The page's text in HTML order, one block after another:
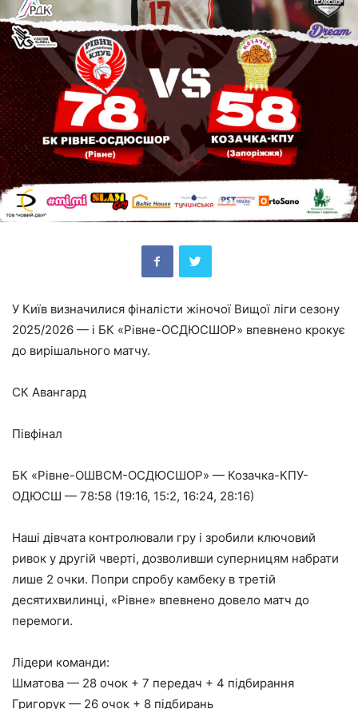
У Київ визначилися фіналісти жіночої Вищої ліги сезону
2025/2026 — і БК «Рівне-ОСДЮСШОР» впевнено крокує
до вирішального матчу.
СК Авангард
Півфінал
БК «Рівне-ОШВСМ-ОСДЮСШОР» — Козачка-КПУ-
ОДЮСШ — 78:58 (19:16, 15:2, 16:24, 28:16)
Наші дівчата контролювали гру і зробили ключовий
ривок у другій чверті, дозволивши суперницям набрати
лише 2 очки. Попри спробу камбеку в третій
десятихвилинці, «Рівне» впевнено довело матч до
перемоги.
Лідери команди:
Шматова — 28 очок + 7 передач + 4 підбирання
Григорук — 26 очок + 8 підбирань